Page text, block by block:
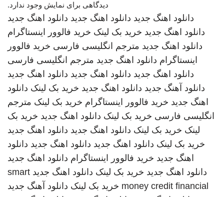
دیدگاهی برای نمایش وجود ندارد.
دانلود اهنگ جدید دانلود اهنگ جدید دانلود اهنگ جدید
دانلود اهنگ جدید خرید بک لینک خرید فالوور اینستاگرام
دانلود اهنگ جدید مترجم انگلیسی فارسی خرید فالوور
اینستاگرام دانلود اهنگ جدید مترجم انگلیسی فارسی
دانلود اهنگ جدید دانلود اهنگ جدید دانلود اهنگ جدید
دانلود آهنگ جدید دانلود اهنگ جدید خرید بک لینک دانلود
اهنگ جدید خرید فالوور اینستاگرام خرید بک لینک مترجم
انگلیسی فارسی خرید بک لینک دانلود اهنگ جدید خرید بک
لینک خرید بک لینک دانلود اهنگ جدید دانلود اهنگ جدید
خرید بک لینک دانلود اهنگ جدید دانلود اهنگ جدید دانلود
اهنگ جدید خرید فالوور اینستاگرام دانلود اهنگ جدید
دانلود اهنگ جدید خرید بک لینک دانلود اهنگ جدید smart
money credit financial خرید بک لینک دانلود آهنگ جدید